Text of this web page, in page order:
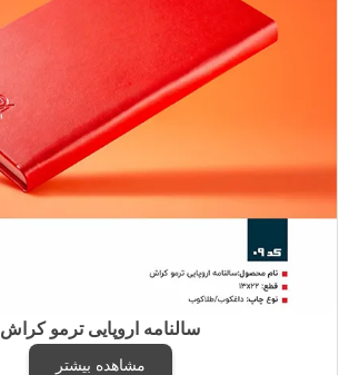
سالنامه اروپایی ترمو کراش
مشاهده بیشتر